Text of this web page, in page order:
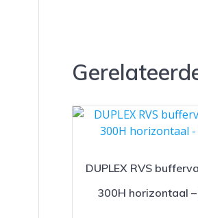
DUPLEX RVS
300H horizontaal